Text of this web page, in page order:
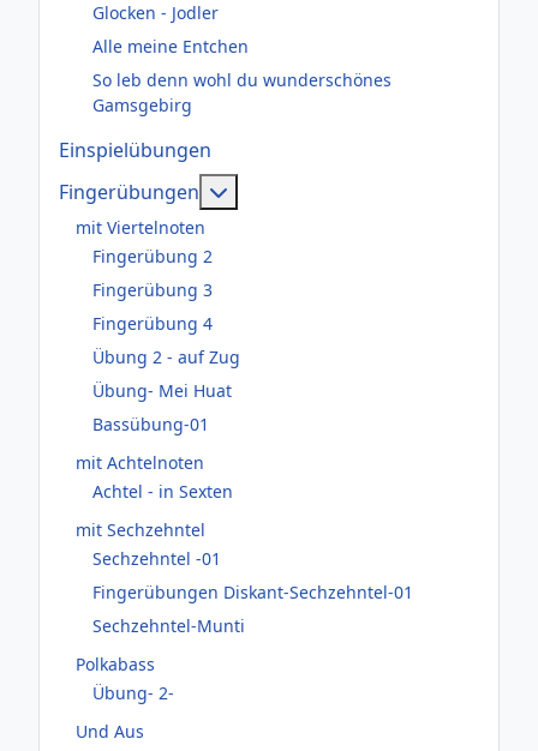
Glocken - Jodler
Alle meine Entchen
So leb denn wohl du wunderschönes
Gamsgebirg
Einspielübungen
Fingerübungen
mit Viertelnoten
Fingerübung 2
Fingerübung 3
Fingerübung 4
Übung 2 - auf Zug
Übung- Mei Huat
Bassübung-01
mit Achtelnoten
Achtel - in Sexten
mit Sechzehntel
Sechzehntel -01
Fingerübungen Diskant-Sechzehntel-01
Sechzehntel-Munti
Polkabass
Übung- 2-
Und Aus